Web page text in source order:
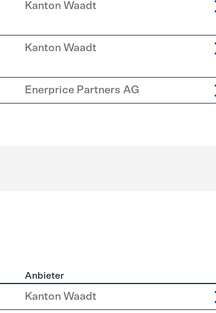
Kanton Waadt
Kanton Waadt
Enerprice Partners AG
Anbieter
Kanton Waadt